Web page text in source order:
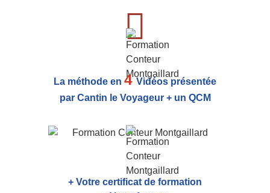
La méthode en 4Vidéos présentée
par Cantin le Voyageur + un QCM
+ Votre certificat de formation